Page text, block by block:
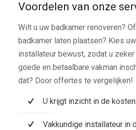
Voordelen van onze
Wilt u uw badkamer renoveren?
badkamer laten plaatsen? Kies
installateur bewust, zodat u
goede en betaalbare vakman
dat? Door offertes te vergelijken!
U krijgt inzicht in de kosten.
Vakkundige installateur in